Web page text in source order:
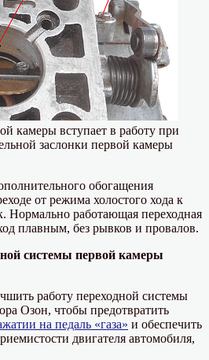
камеры вступает в работу при
заслонки первой камеры
обогащения
от режима холостого хода к
Нормально работающая переходная
плавным, без рывков и провалов.
системы первой камеры
работу переходной системы
Озон, чтобы предотвратить
на педаль «газа» и обеспечить
двигателя автомобиля,